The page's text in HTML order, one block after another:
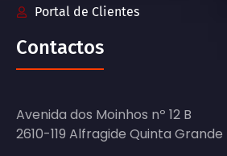
Portal de Clientes
Contactos
Avenida dos Moinhos nº 12 B
2610-119 Alfragide Quinta Grande